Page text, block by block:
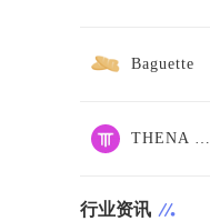
Baguette
THENA FUSION
行业资讯